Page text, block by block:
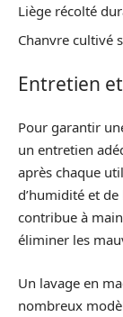
Liège récolté
Chanvre cultivé
Entretien
Pour garantir
un entretien
après chaque
d’humidité et
contribue à
éliminer les
Un lavage en
nombreux